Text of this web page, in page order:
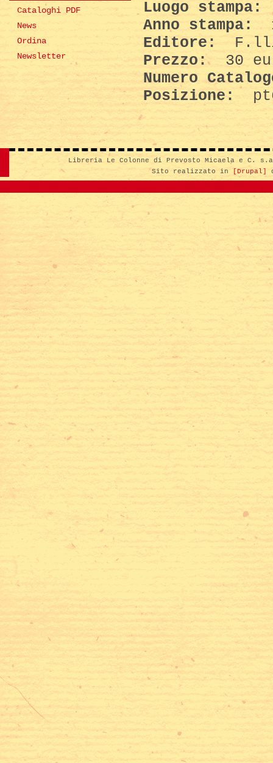
Cataloghi PDF
News
Ordina
Newsletter
Luogo stampa:
Anno stampa:
Editore:
F.lli
Prezzo:
30
Numero
Posizione:
Libreria Le Colonne di Prevosto Micaela e C.
Sito realizzato in [Drupal]